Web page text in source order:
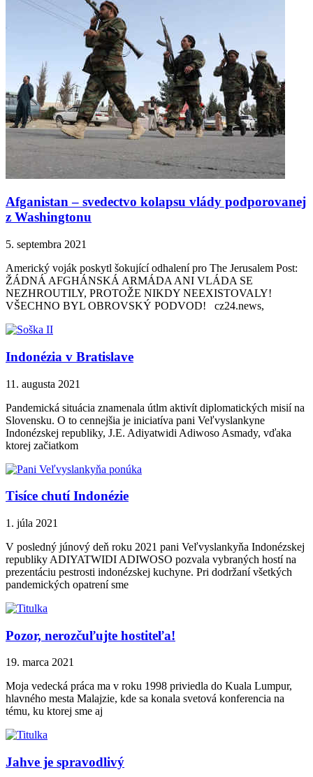
Afganistan – svedectvo kolapsu vlády podporovanej
z Washingtonu
5. septembra 2021
Americký voják poskytl šokující odhalení pro The Jerusalem Post:
ŽÁDNÁ AFGHÁNSKÁ ARMÁDA ANI VLÁDA SE
NEZHROUTILY, PROTOŽE NIKDY NEEXISTOVALY!
VŠECHNO BYL OBROVSKÝ PODVOD! cz24.news,
Indonézia v Bratislave
11. augusta 2021
Pandemická situácia znamenala útlm aktivít diplomatických misií na
Slovensku. O to cennejšia je iniciatíva pani Veľvyslankyne
Indonézskej republiky, J.E. Adiyatwidi Adiwoso Asmady, vďaka
ktorej začiatkom
Tisíce chutí Indonézie
1. júla 2021
V posledný júnový deň roku 2021 pani Veľvyslankyňa Indonézskej
republiky ADIYATWIDI ADIWOSO pozvala vybraných hostí na
prezentáciu pestrosti indonézskej kuchyne. Pri dodržaní všetkých
pandemických opatrení sme
Pozor, nerozčuľujte hostiteľa!
19. marca 2021
Moja vedecká práca ma v roku 1998 priviedla do Kuala Lumpur,
hlavného mesta Malajzie, kde sa konala svetová konferencia na
tému, ku ktorej sme aj
Jahve je spravodlivý